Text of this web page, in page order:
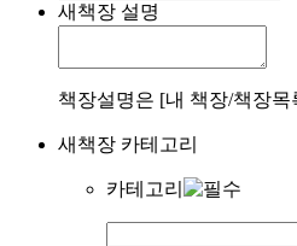
새책장 설명
책장설명은 [내 책장/책장
새책장 카테고리
카테고리